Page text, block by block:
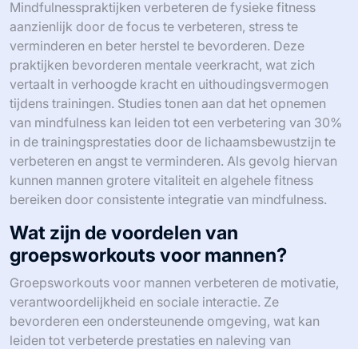
Mindfulnesspraktijken verbeteren de fysieke fitness
aanzienlijk door de focus te verbeteren, stress te
verminderen en beter herstel te bevorderen. Deze
praktijken bevorderen mentale veerkracht, wat zich
vertaalt in verhoogde kracht en uithoudingsvermogen
tijdens trainingen. Studies tonen aan dat het opnemen
van mindfulness kan leiden tot een verbetering van 30%
in de trainingsprestaties door de lichaamsbewustzijn te
verbeteren en angst te verminderen. Als gevolg hiervan
kunnen mannen grotere vitaliteit en algehele fitness
bereiken door consistente integratie van mindfulness.
Wat zijn de voordelen van
groepsworkouts voor mannen?
Groepsworkouts voor mannen verbeteren de motivatie,
verantwoordelijkheid en sociale interactie. Ze
bevorderen een ondersteunende omgeving, wat kan
leiden tot verbeterde prestaties en naleving van